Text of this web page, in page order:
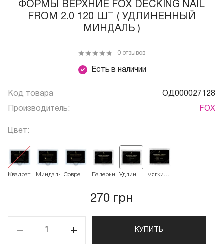
ФОРМЫ ВЕРХНИЕ FOX DECKING NAIL
FROM 2.0 120 ШТ ( УДЛИНЕННЫЙ
МИНДАЛЬ )
Есть в наличии
0 отзывов
Код товара ОД000027128
Производитель: FOX
Цвет:
Квадрат Миндаль
СовременныйБалерина
Удлиненныймягкий
270 грн
КУПИТЬ